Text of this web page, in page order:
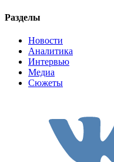
Разделы
Новости
Аналитика
Интервью
Медиа
Сюжеты